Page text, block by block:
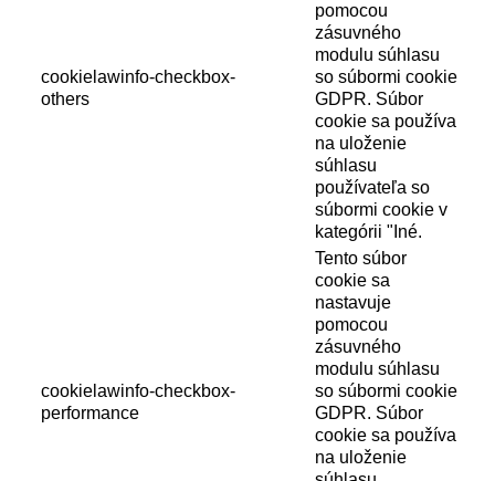
cookielawinfo-checkbox-
others
pomocou
zásuvného
modulu súhlasu
so súbormi cookie
GDPR. Súbor
cookie sa používa
na uloženie
súhlasu
používateľa so
súbormi cookie v
kategórii "Iné.
cookielawinfo-checkbox-
performance
Tento súbor
cookie sa
nastavuje
pomocou
zásuvného
modulu súhlasu
so súbormi cookie
GDPR. Súbor
cookie sa používa
na uloženie